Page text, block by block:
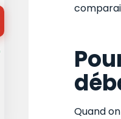
Quand